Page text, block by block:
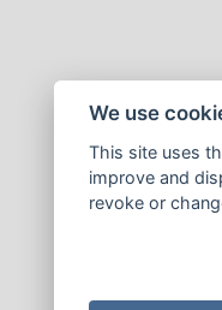
We use
This site uses
improve and
revoke or